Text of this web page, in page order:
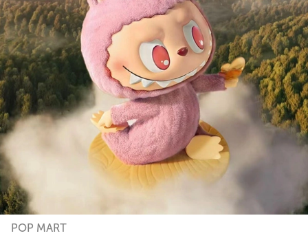
POP MART